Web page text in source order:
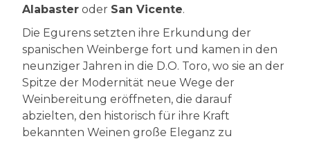
Alabaster oder San Vicente.
Die Egurens setzten ihre Erkundung der
spanischen Weinberge fort und kamen in den
neunziger Jahren in die D.O. Toro, wo sie an der
Spitze der Modernität neue Wege der
Weinbereitung eröffneten, die darauf
abzielten, den historisch für ihre Kraft
bekannten Weinen große Eleganz zu